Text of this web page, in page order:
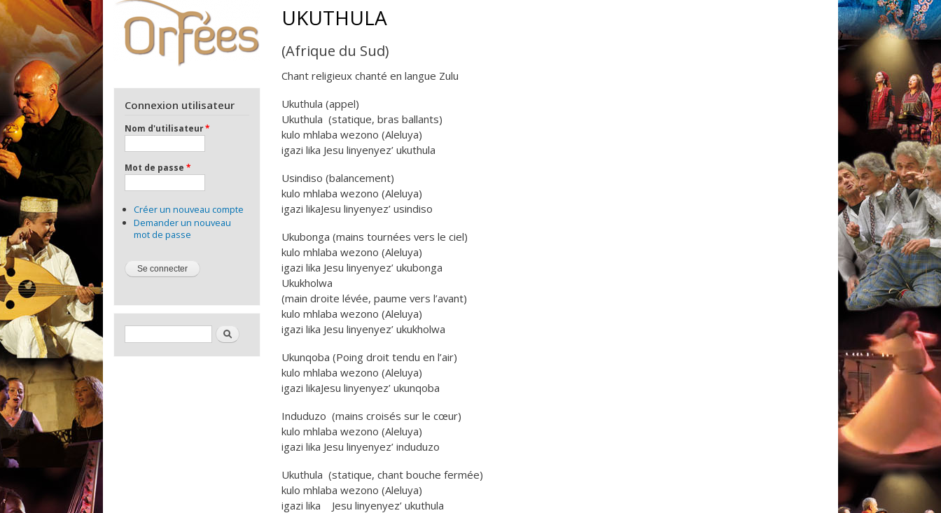
Connexion utilisateur
Nom d'utilisateur*
Mot de passe *
Créer un nouveau compte
Demander un nouveau
mot de passe
Formulaire de rechercheRechercher
UKUTHULA
(Afrique du Sud)
Chant religieux chanté en langue Zulu
Ukuthula (appel)
Ukuthula (statique, bras ballants)
kulo mhlaba wezono (Aleluya)
igazi lika Jesu linyenyez’ ukuthula
Usindiso (balancement)
kulo mhlaba wezono (Aleluya)
igazi likaJesu linyenyez’ usindiso
Ukubonga (mains tournées vers le ciel)
kulo mhlaba wezono (Aleluya)
igazi lika Jesu linyenyez’ ukubonga
Ukukholwa
(main droite lévée, paume vers l’avant)
kulo mhlaba wezono (Aleluya)
igazi lika Jesu linyenyez’ ukukholwa
Ukunqoba (Poing droit tendu en l’air)
kulo mhlaba wezono (Aleluya)
igazi likaJesu linyenyez’ ukunqoba
Induduzo (mains croisés sur le cœur)
kulo mhlaba wezono (Aleluya)
igazi lika Jesu linyenyez’ induduzo
Ukuthula (statique, chant bouche fermée)
kulo mhlaba wezono (Aleluya)
igazi lika Jesu linyenyez’ ukuthula